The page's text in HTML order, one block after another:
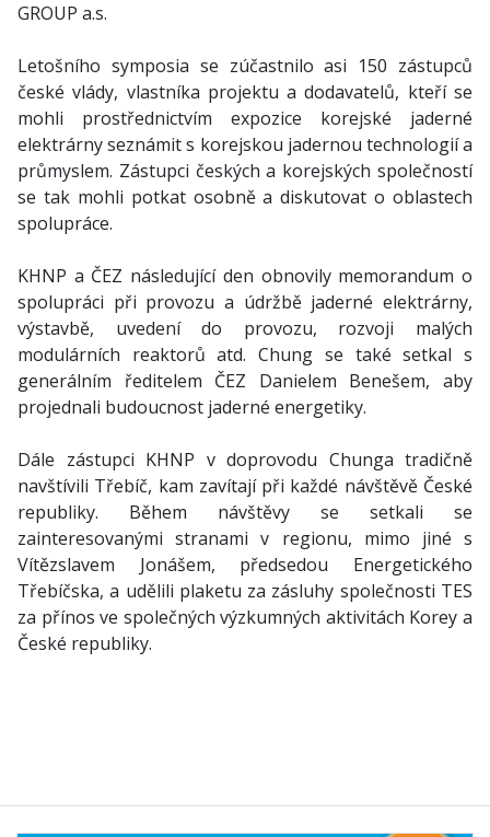
GROUP a.s.
Letošního symposia se zúčastnilo asi 150 zástupců
české vlády, vlastníka projektu a dodavatelů, kteří se
mohli prostřednictvím expozice korejské jaderné
elektrárny seznámit s korejskou jadernou technologií a
průmyslem. Zástupci českých a korejských společností
se tak mohli potkat osobně a diskutovat o oblastech
spolupráce.
KHNP a ČEZ následující den obnovily memorandum o
spolupráci při provozu a údržbě jaderné elektrárny,
výstavbě, uvedení do provozu, rozvoji malých
modulárních reaktorů atd. Chung se také setkal s
generálním ředitelem ČEZ Danielem Benešem, aby
projednali budoucnost jaderné energetiky.
Dále zástupci KHNP v doprovodu Chunga tradičně
navštívili Třebíč, kam zavítají při každé návštěvě České
republiky. Během návštěvy se setkali se
zainteresovanými stranami v regionu, mimo jiné s
Vítězslavem Jonášem, předsedou Energetického
Třebíčska, a udělili plaketu za zásluhy společnosti TES
za přínos ve společných výzkumných aktivitách Korey a
České republiky.